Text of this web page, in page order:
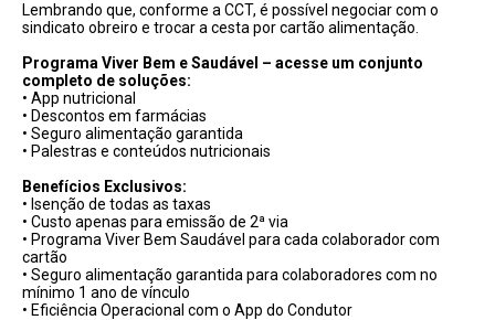
Lembrando que, conforme a CCT, é possível negociar com o
sindicato obreiro e trocar a cesta por cartão alimentação.
Programa Viver Bem e Saudável – acesse um conjunto
completo de soluções:
• App nutricional
• Descontos em farmácias
• Seguro alimentação garantida
• Palestras e conteúdos nutricionais
Benefícios Exclusivos:
• Isenção de todas as taxas
• Custo apenas para emissão de 2ª via
• Programa Viver Bem Saudável para cada colaborador com
cartão
• Seguro alimentação garantida para colaboradores com no
mínimo 1 ano de vínculo
• Eficiência Operacional com o App do Condutor